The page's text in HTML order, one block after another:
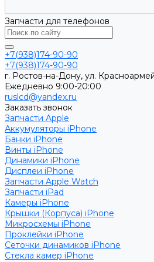
Запчасти для телефонов
+7(938)174-90-90
+7(938)174-90-90
г. Ростов-на-Дону, ул.
Ежедневно 9:00-20:00
ruslcd@yandex.ru
Заказать звонок
Запчасти Apple
Аккумуляторы iPhone
Банки iPhone
Винты iPhone
Динамики iPhone
Дисплеи iPhone
Запчасти Apple Watch
Запчасти iPad
Камеры iPhone
Крышки (Корпуса) iPhone
Микросхемы iPhone
Проклейки iPhone
Сеточки динамиков iPhone
Стекла камер iPhone